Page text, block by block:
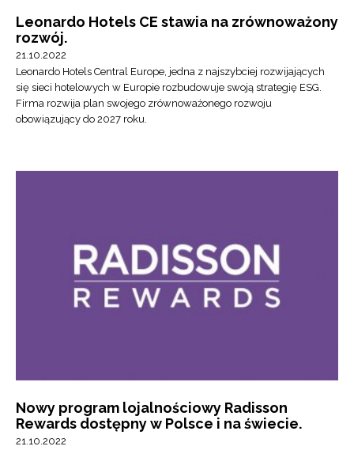
Leonardo Hotels CE stawia na zrównoważony
rozwój.
21.10.2022
Leonardo Hotels Central Europe, jedna z najszybciej rozwijających
się sieci hotelowych w Europie rozbudowuje swoją strategię ESG.
Firma rozwija plan swojego zrównoważonego rozwoju
obowiązujący do 2027 roku.
Nowy program lojalnościowy Radisson
Rewards dostępny w Polsce i na świecie.
21.10.2022